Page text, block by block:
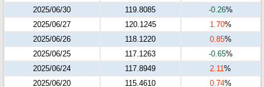
2025/06/30
119.8085 -0.26%
2025/06/27
120.1245 1.70%
2025/06/26
118.1220 0.85%
2025/06/25
117.1263 -0.65%
2025/06/24
117.8949 2.11%
2025/06/20
115.4610 0.74%